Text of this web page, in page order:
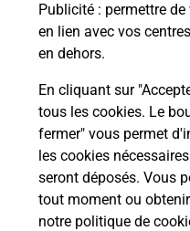
Publicité : permettre
en lien avec vos
en dehors.
En cliquant sur
tous les cookies. Le
fermer" vous permet
les cookies
seront déposés. Vous
tout moment ou
notre politique de
Puis-je passer
avec La Poste et
conditions ?
Localiser Liste Haute-Loire